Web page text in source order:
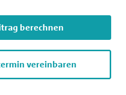
berechnen
vereinbaren